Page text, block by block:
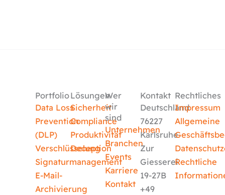
Portfolio
Data Loss
Prevention
(DLP)
Verschlüsselung
Signaturmanagement
E-Mail-
Archivierung
Lösungen
Sicherheit
Compliance
Produktivität
Deception
Wer
wir
sind
Unternehmen
Branchen
Events
Karriere
Kontakt
Kontakt
Deutschland
76227
Karlsruhe
Zur
Giesserei
19-27B
+49
Rechtliches
Impressum
Allgemeine
Rechtliche